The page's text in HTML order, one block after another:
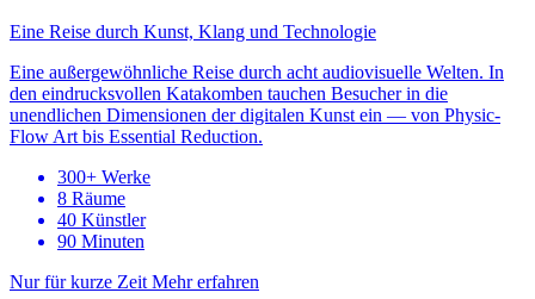
Eine Reise durch Kunst, Klang und Technologie
Eine außergewöhnliche Reise durch acht audiovisuelle Welten. In
den eindrucksvollen Katakomben tauchen Besucher in die
unendlichen Dimensionen der digitalen Kunst ein — von Physic-
Flow Art bis Essential Reduction.
300+ Werke
8 Räume
40 Künstler
90 Minuten
Nur für kurze Zeit Mehr erfahren